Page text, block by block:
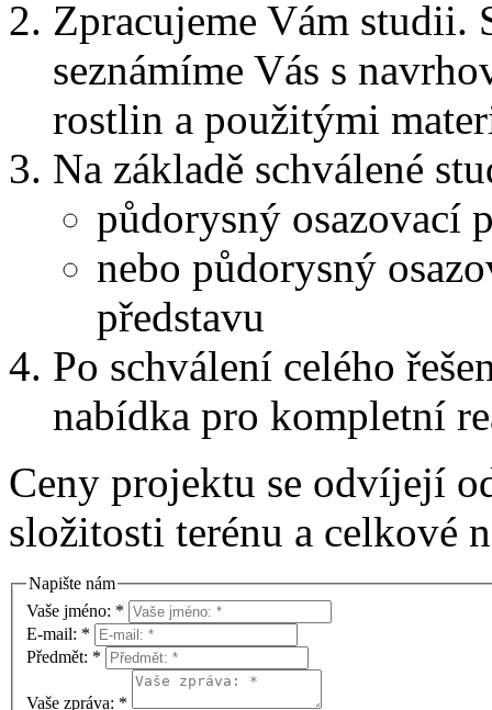
Zpracujeme Vám studii.
seznámíme Vás s
rostlin a použitými
Na základě schválené
půdorysný osazovací
nebo půdorysný
představu
Po schválení celého
nabídka pro kompletní
Ceny projektu se odvíjejí
složitosti terénu a celkové
Napište nám
Vaše jméno: *
E-mail: *
Předmět: *
Vaše zpráva: *